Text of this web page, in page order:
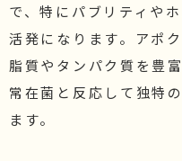
で、特にパブリティや
活発になります。アポ
脂質やタンパク質を豊
常在菌と反応して独特
ます。